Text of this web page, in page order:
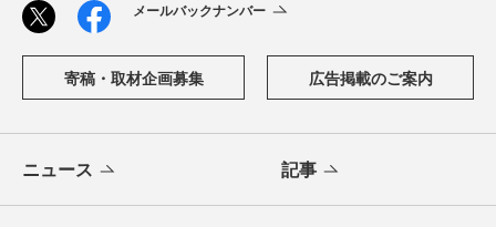
メールバックナンバー
寄稿・取材企画募集 広告掲載のご案内
ニュース 記事